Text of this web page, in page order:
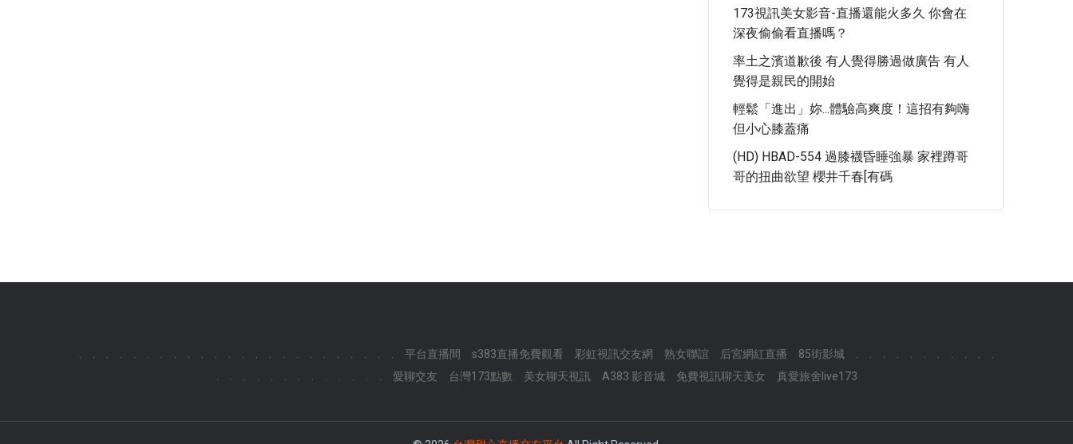
173視訊美女影音-直播還能火多久 你會在
深夜偷偷看直播嗎？
率土之濱道歉後 有人覺得勝過做廣告 有人
覺得是親民的開始
輕鬆「進出」妳...體驗高爽度！這招有夠嗨
但小心膝蓋痛
(HD) HBAD-554 過膝襪昏睡強暴 家裡蹲哥
哥的扭曲欲望 櫻井千春[有碼
平台直播間 s383直播免費觀看 彩虹視訊交友網 熟女聯誼 后宮網紅直播 85街影城
愛聊交友 台灣173點數 美女聊天視訊 A383 影音城 免費視訊聊天美女 真愛旅舍live173